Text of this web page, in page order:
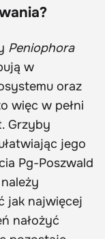
Peniophora
w
oraz
więc w pełni
Grzyby
jego
Pg-Poszwald
jak najwięcej
nałożyć